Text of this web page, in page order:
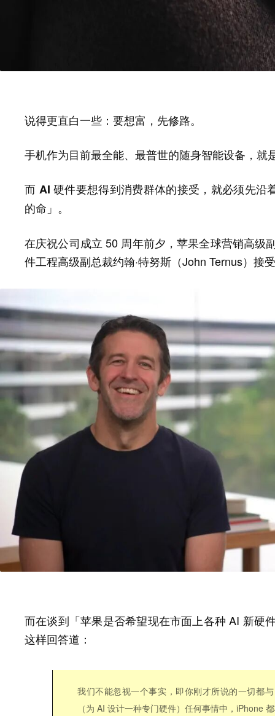
说得更直白一些：要想富，先修路。
手机作为目前最全能、最普世的随身智能设备，就
而 AI 硬件要想得到消费群体的接受，就必须先
的命」。
在庆祝公司成立 50 周年前夕，苹果全球营销高级
件工程高级副总裁约翰·特努斯（John Ternus）接
而在谈到「苹果是否希望现在市面上各种 AI 新硬
这样回答道：
我们不能忽视一个事实，即你刚才所说的一切都
（为 AI 设计一种专门硬件）任何事情中，iPhone